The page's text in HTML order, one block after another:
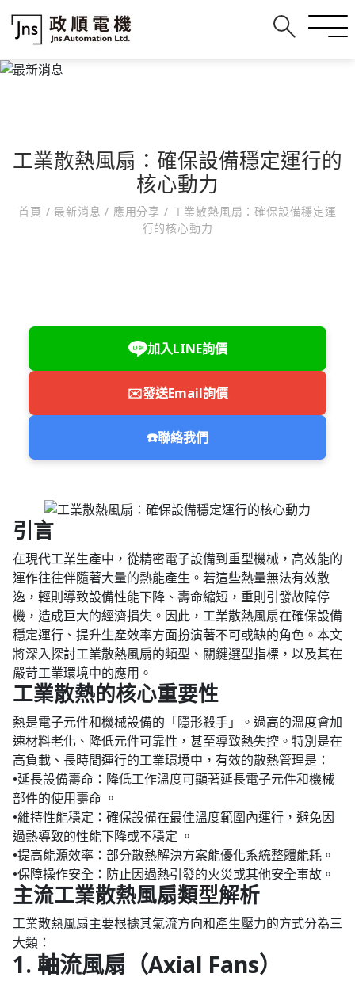
工業散熱風扇：確保設備穩定運行的
核心動力
首頁 / 最新消息/ 應用分享 / 工業散熱風扇：確保設備穩定運
行的核心動力
加入LINE詢價
✉️發送Email詢價
☎️聯絡我們
引言
在現代工業生產中，從精密電子設備到重型機械，高效能的
運作往往伴隨著大量的熱能產生。若這些熱量無法有效散
逸，輕則導致設備性能下降、壽命縮短，重則引發故障停
機，造成巨大的經濟損失。因此，工業散熱風扇在確保設備
穩定運行、提升生產效率方面扮演著不可或缺的角色。本文
將深入探討工業散熱風扇的類型、關鍵選型指標，以及其在
嚴苛工業環境中的應用。
工業散熱的核心重要性
熱是電子元件和機械設備的「隱形殺手」。過高的溫度會加
速材料老化、降低元件可靠性，甚至導致熱失控。特別是在
高負載、長時間運行的工業環境中，有效的散熱管理是：
•延長設備壽命：降低工作溫度可顯著延長電子元件和機械
部件的使用壽命 。
•維持性能穩定：確保設備在最佳溫度範圍內運行，避免因
過熱導致的性能下降或不穩定 。
•提高能源效率：部分散熱解決方案能優化系統整體能耗。
•保障操作安全：防止因過熱引發的火災或其他安全事故。
主流工業散熱風扇類型解析
工業散熱風扇主要根據其氣流方向和產生壓力的方式分為三
大類：
1. 軸流風扇（Axial Fans）